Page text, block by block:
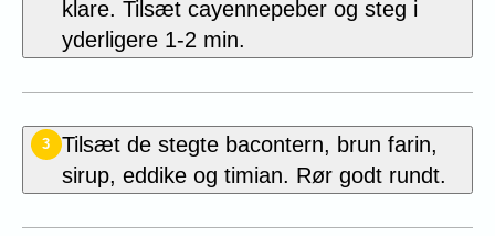
klare. Tilsæt cayennepeber og steg i
yderligere 1-2 min.
3
Tilsæt de stegte bacontern, brun farin,
sirup, eddike og timian. Rør godt rundt.